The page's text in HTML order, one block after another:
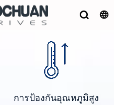
การป้องกันอุณหภูมิสูง